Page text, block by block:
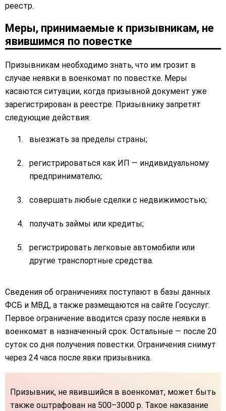
реестр.
Меры, принимаемые к призывникам, не
явившимся по повестке
Призывникам необходимо знать, что им грозит в
случае неявки в военкомат по повестке. Меры
касаются ситуации, когда призывной документ уже
зарегистрирован в реестре. Призывнику запретят
следующие действия:
выезжать за пределы страны;
регистрироваться как ИП — индивидуальному
предпринимателю;
совершать любые сделки с недвижимостью;
получать займы или кредиты;
регистрировать легковые автомобили или
другие транспортные средства.
Сведения об ограничениях поступают в базы данных
ФСБ и МВД, а также размещаются на сайте Госуслуг.
Первое ограничение вводится сразу после неявки в
военкомат в назначенный срок. Остальные — после 20
суток со дня получения повестки. Ограничения снимут
через 24 часа после явки призывника.
Призывник, не явившийся в военкомат, может быть
также оштрафован на 500–3000 р. Такое наказание